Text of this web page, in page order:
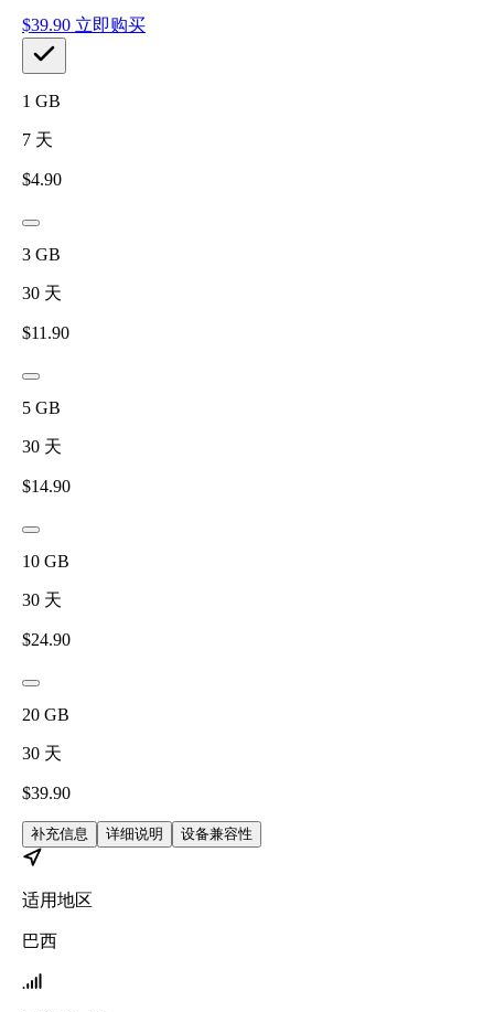
$39.90 立即购买
1 GB
7 天
$4.90
3 GB
30 天
$11.90
5 GB
30 天
$14.90
10 GB
30 天
$24.90
20 GB
30 天
$39.90
补充信息 详细说明 设备兼容性
适用地区
巴西